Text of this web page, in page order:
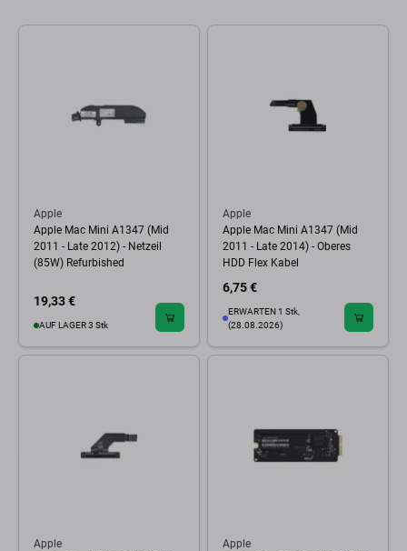
Apple
Apple Mac Mini A1347 (Mid
2011 - Late 2012) - Netzeil
(85W) Refurbished
19,33 €
AUF LAGER 3 Stk
Apple
Apple Mac Mini A1347 (Mid
2011 - Late 2014) - Oberes
HDD Flex Kabel
6,75 €
ERWARTEN 1 Stk,
(28.08.2026)
Apple
Apple